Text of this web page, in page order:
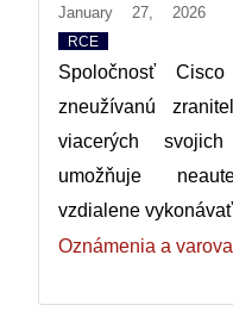
January 27, 2026
RCE
Spoločnosť
zneužívanú
viacerých
umožňuje
vzdialene
Oznámenia a